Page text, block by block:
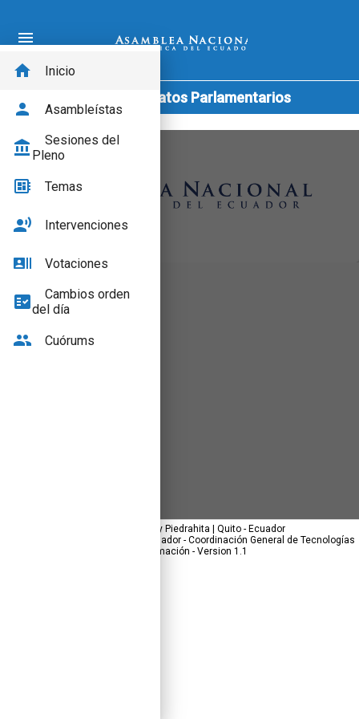
menu
Consulta de Datos Parlamentarios
home Inicio
person Asambleístas
account_balance
Sesiones del
Pleno
developer_board Temas
record_voice_over Intervenciones
recent_actors Votaciones
fact_check
Cambios orden
del día
group Cuórums
Av. 6 de Diciembre y Piedrahita | Quito - Ecuador
© 2026 Asamblea Nacional del Ecuador - Coordinación General de Tecnologías
de la Información - Version 1.1